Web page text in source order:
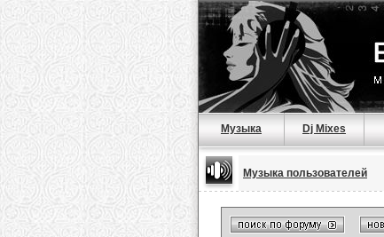
Музыка Dj Mixes
Музыка пользователей